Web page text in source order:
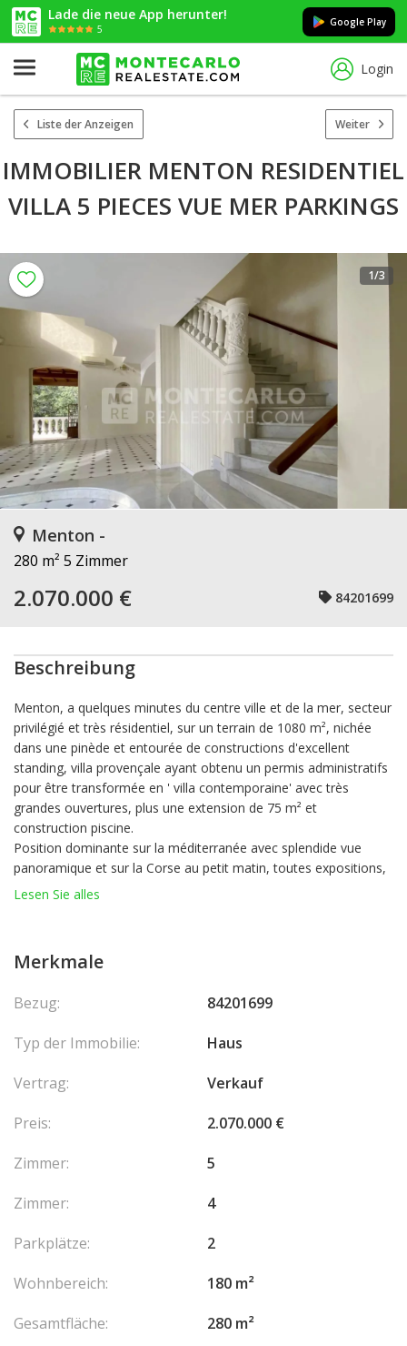
Lade die neue App herunter!
5
Google Play
Login
Liste der Anzeigen Weiter
IMMOBILIER MENTON RESIDENTIEL
VILLA 5 PIECES VUE MER PARKINGS
1/3
Menton -
280 m² 5 Zimmer
2.070.000 € 84201699
Beschreibung
Menton, a quelques minutes du centre ville et de la mer, secteur
privilégié et très résidentiel, sur un terrain de 1080 m², nichée
dans une pinède et entourée de constructions d'excellent
standing, villa provençale ayant obtenu un permis administratifs
pour être transformée en ' villa contemporaine' avec très
grandes ouvertures, plus une extension de 75 m² et
construction piscine.
Position dominante sur la méditerranée avec splendide vue
panoramique et sur la Corse au petit matin, toutes expositions,
ensoleillement total, accès direct, potentiel de transformation,
Lesen Sie alles
Merkmale
Bezug:
84201699
Typ der Immobilie:
Haus
Vertrag:
Verkauf
Preis:
2.070.000 €
Zimmer:
5
Zimmer:
4
Parkplätze:
2
Wohnbereich:
180 m²
Gesamtfläche:
280 m²